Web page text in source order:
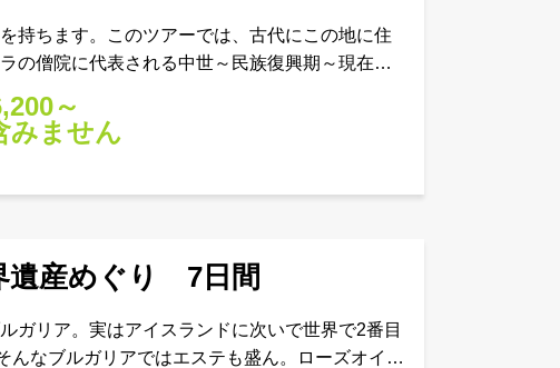
持ちます。このツアーでは、古代にこの地に住
の僧院に代表される中世～民族復興期～現在ま
について学びます。地元のワインの試飲もお楽
～
みません
産めぐり 7日間
ガリア。実はアイスランドに次いで世界で2番目
んなブルガリアではエステも盛ん。ローズオイル